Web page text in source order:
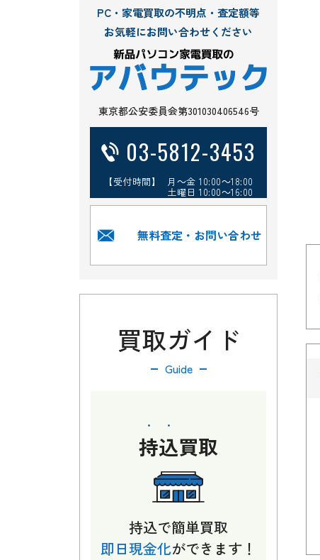
PC・家電買取の不明点・査定額等
お気軽にお問い合わせください
東京都公安委員会第301030406546号
03-5812-3453
【受付時間】 月～金 10:00～18:00
土曜日 10:00～16:00
無料査定・お問い合わせ
買取ガイド
Guide
持込買取
持込で簡単買取
即日現金化ができます！